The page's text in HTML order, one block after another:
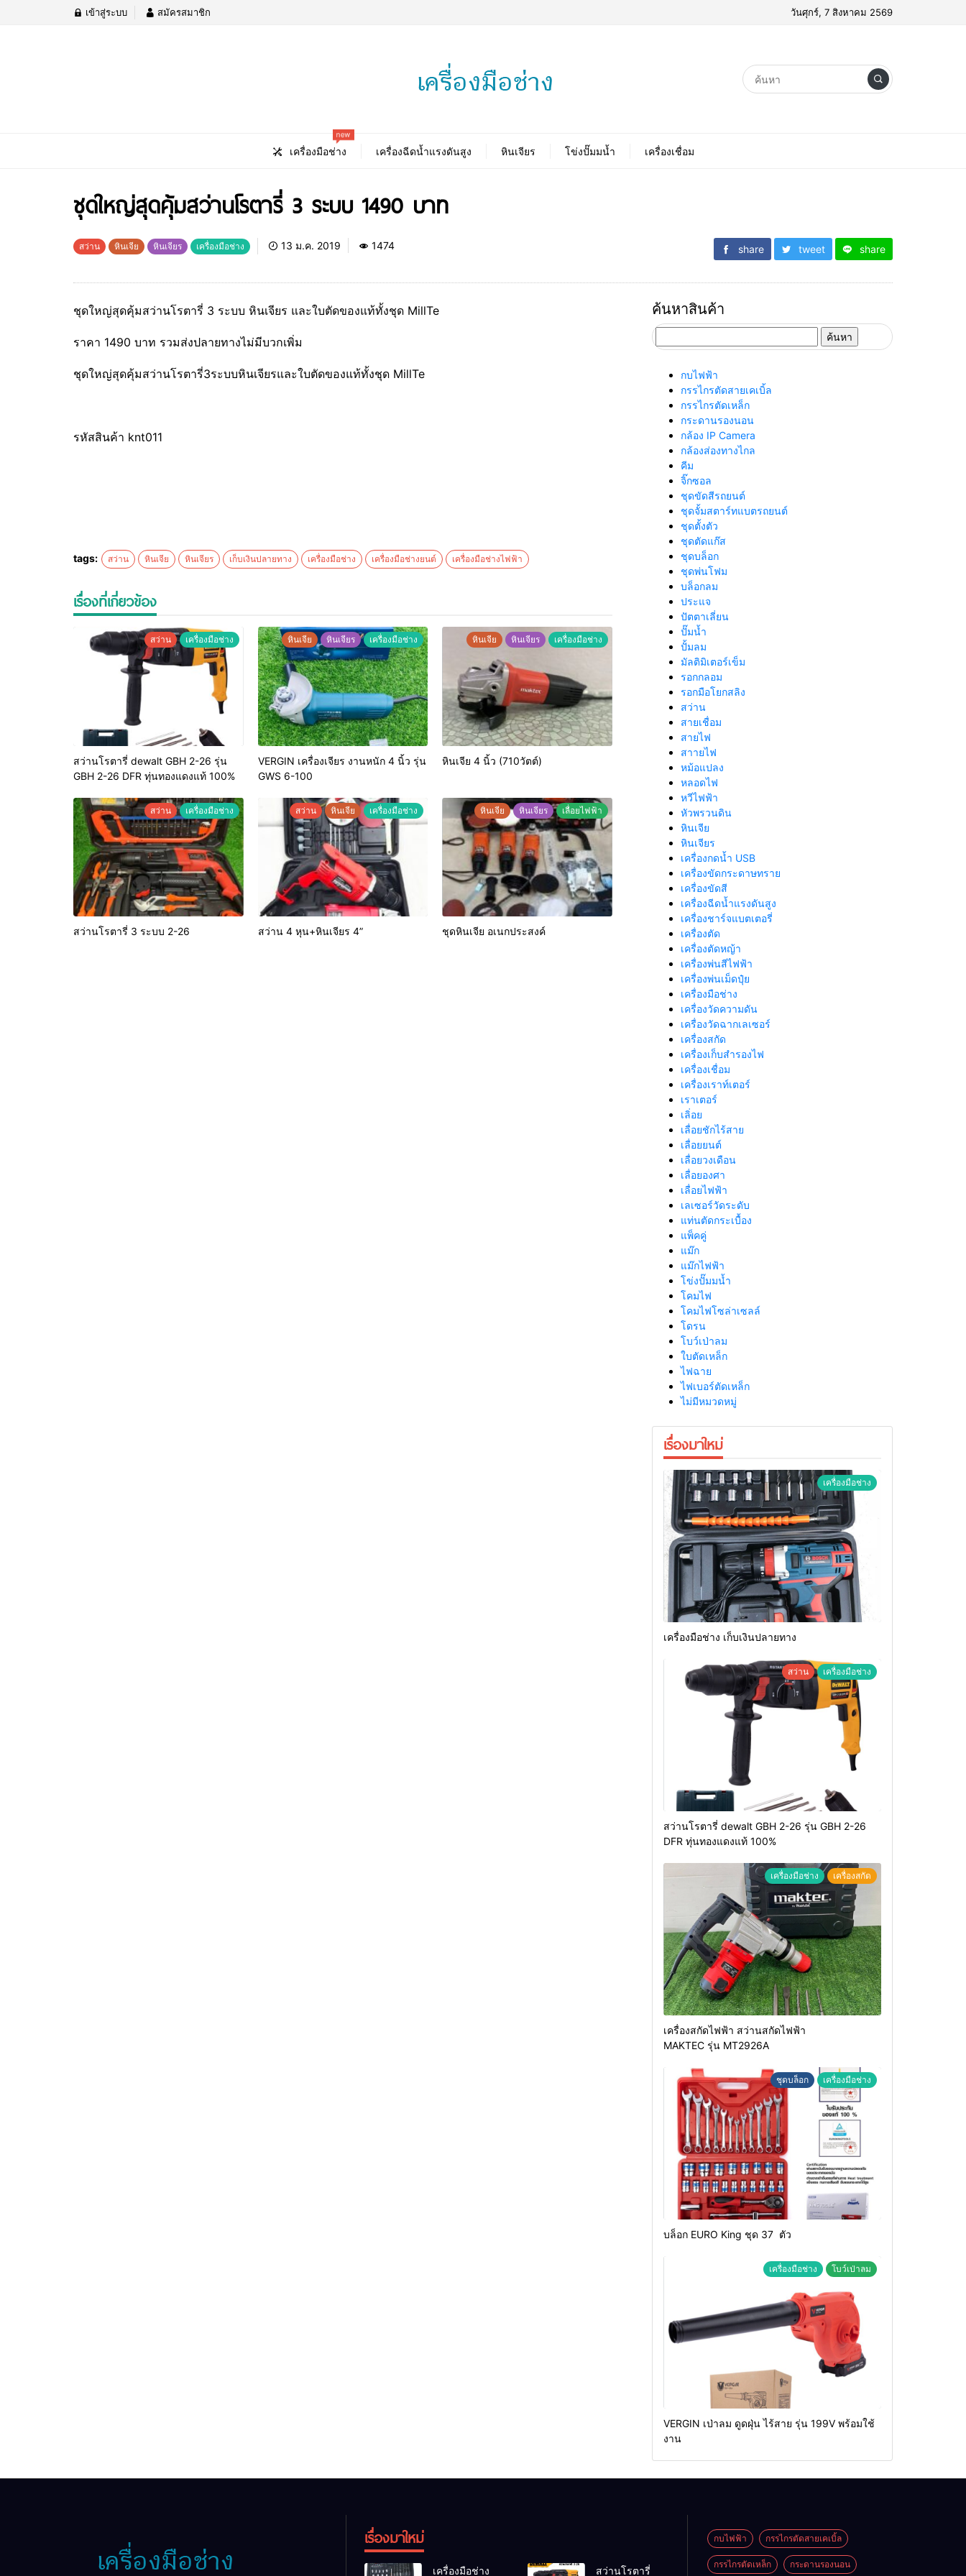
เข้าสู่ระบบ สมัครสมาชิก วันศุกร์, 7 สิงหาคม 2569
เครื่องมือช่าง
new
เครื่องฉีดน้ำแรงดันสูง หินเจียร โข่งปั๊มมน้ำ เครื่องเชื่อม
ชุดใหญ่สุดคุ้มสว่านโรตารี่ 3 ระบบ 1490 บาท
สว่าน หินเจีย หินเจียร เครื่องมือช่าง 13 ม.ค. 2019 1474 share tweet share
ชุดใหญ่สุดคุ้มสว่านโรตารี่ 3 ระบบ หินเจียร และใบตัดของแท้ทั้งชุด MillTe
ราคา 1490 บาท รวมส่งปลายทางไม่มีบวกเพิ่ม
ชุดใหญ่สุดคุ้มสว่านโรตารี่3ระบบหินเจียรและใบตัดของแท้ทั้งชุด MillTe
รหัสสินค้า knt011
tags: สว่าน หินเจีย หินเจียร เก็บเงินปลายทาง เครื่องมือช่าง เครื่องมือช่างยนต์ เครื่องมือช่างไฟฟ้า
เรื่องที่เกี่ยวข้อง
สว่าน เครื่องมือช่าง
สว่านโรตารี่ dewalt GBH 2-26 รุ่น
GBH 2-26 DFR ทุ่นทองแดงแท้ 100%
หินเจีย หินเจียร เครื่องมือช่าง
VERGIN เครื่องเจียร งานหนัก 4 นิ้ว รุ่น
GWS 6-100
หินเจีย หินเจียร เครื่องมือช่าง
หินเจีย 4 นิ้ว (710วัตต์)
สว่าน เครื่องมือช่าง
สว่านโรตารี่ 3 ระบบ 2-26
สว่าน หินเจีย เครื่องมือช่าง
สว่าน 4 หุน+หินเจียร 4”
หินเจีย หินเจียร เลื่อยไฟฟ้า
ชุดหินเจีย อเนกประสงค์
ค้นหาสินค้า
สำหรับ:
กบไฟฟ้า
กรรไกรตัดสายเคเบิ้ล
กรรไกรตัดเหล็ก
กระดานรองนอน
กล้อง IP Camera
กล้องส่องทางไกล
คีม
จิ๊กซอล
ชุดขัดสีรถยนต์​
ชุดจั้มสตาร์ทแบตรถยนต์
ชุดตั้งตัว
ชุดตัดแก๊ส
ชุดบล็อก
ชุดพ่นโฟม
บล็อกลม
ประแจ
ปัตตาเลี่ยน
ปั๊มน้ำ
ปั้มลม
มัลติมิเตอร์เข็ม
รอกกลอม
รอกมือโยกสลิง
สว่าน
สายเชื่อม
สายไฟ
สาายไฟ
หม้อแปลง
หลอดไฟ
หวีไฟฟ้า
หัวพรวนดิน
หินเจีย
หินเจียร
เครื่องกดน้ำ USB
เครื่องขัดกระดาษทราย
เครื่องขัดสี
เครื่องฉีดน้ำแรงดันสูง
เครื่องชาร์จแบตเตอรี่
เครื่องตัด
เครื่องตัดหญ้า
เครื่องพ่นสีไฟฟ้า
เครื่องพ่นเม็ดปุ๋ย
เครื่องมือช่าง
เครื่องวัดความดัน
เครื่องวัดฉากเลเซอร์
เครื่องสกัด
เครื่องเก็บสํารองไฟ
เครื่องเชื่อม
เครื่องเราท์เตอร์
เราเตอร์
เลิ่อย
เลื่อยชักไร้สาย
เลื่อยยนต์
เลื่อยวงเดือน
เลื่อยองศา
เลื่อยไฟฟ้า
เลเซอร์วัดระดับ
แท่นตัดกระเบื้อง
แพ็คคู่
แม๊ก
แม๊กไฟฟ้า
โข่งปั๊มมน้ำ
โคมไฟ
โคมไฟโซล่าเซลล์
โดรน
โบว์เป่าลม
ใบตัดเหล็ก
ไฟฉาย
ไฟเบอร์ตัดเหล็ก
ไม่มีหมวดหมู่
เรื่องมาใหม่
เครื่องมือช่าง
เครื่องมือช่าง เก็บเงินปลายทาง
สว่าน เครื่องมือช่าง
สว่านโรตารี่ dewalt GBH 2-26 รุ่น GBH 2-26
DFR ทุ่นทองแดงแท้ 100%
เครื่องมือช่าง เครื่องสกัด
เครื่องสกัดไฟฟ้า สว่านสกัดไฟฟ้า
MAKTEC รุ่น MT2926A
ชุดบล็อก เครื่องมือช่าง
บล็อก EURO King ชุด 37 ตัว
เครื่องมือช่าง โบว์เป่าลม
VERGIN เป่าลม ดูดฝุ่น ไร้สาย รุ่น 199V พร้อมใช้
งาน
เรื่องมาใหม่
เครื่องมือช่าง สว่านโรตารี่
กบไฟฟ้า กรรไกรตัดสายเคเบิ้ล
กรรไกรตัดเหล็ก กระดานรองนอน